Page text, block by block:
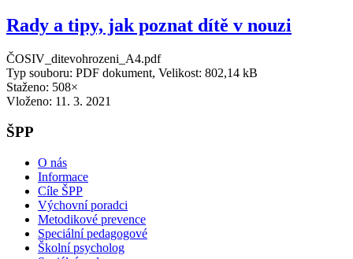
Rady a tipy, jak poznat dítě v nouzi
ČOSIV_ditevohrozeni_A4.pdf
Typ souboru: PDF dokument, Velikost: 802,14 kB
Staženo: 508×
Vloženo: 11. 3. 2021
ŠPP
O nás
Informace
Cíle ŠPP
Výchovní poradci
Metodikové prevence
Speciální pedagogové
Školní psycholog